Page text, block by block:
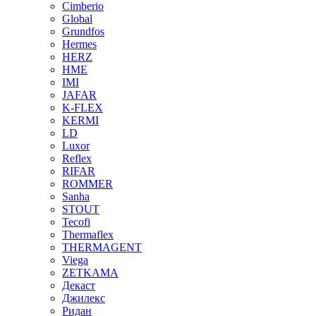
Cimberio
Global
Grundfos
Hermes
HERZ
HME
IMI
JAFAR
K-FLEX
KERMI
LD
Luxor
Reflex
RIFAR
ROMMER
Sanha
STOUT
Tecofi
Thermaflex
THERMAGENT
Viega
ZETKAMA
Декаст
Джилекс
Ридан